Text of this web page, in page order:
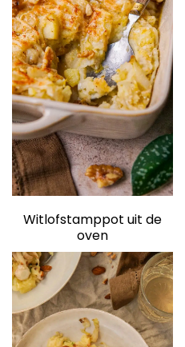
Witlofstamppot uit de
oven